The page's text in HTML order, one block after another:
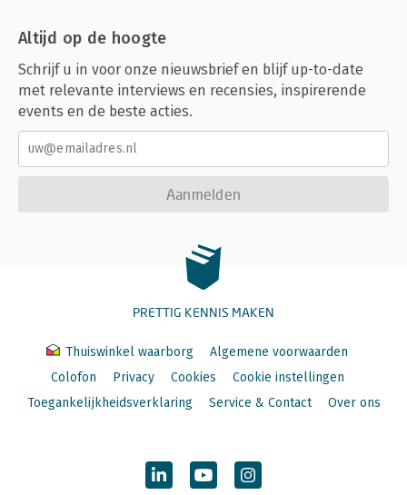
Altijd op de hoogte
Schrijf u in voor onze nieuwsbrief en blijf up-to-date
met relevante interviews en recensies, inspirerende
events en de beste acties.
Aanmelden
PRETTIG KENNIS MAKEN
Thuiswinkel waarborg
Algemene voorwaarden
Colofon
Privacy Cookies
Cookie instellingen
Toegankelijkheidsverklaring
Service & Contact Over ons